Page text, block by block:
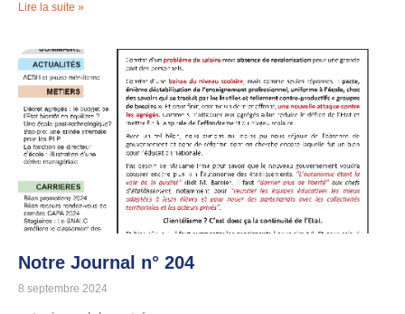
Lire la suite »
Notre Journal n° 204
8 septembre 2024